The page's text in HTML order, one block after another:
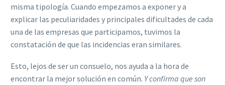
misma tipología. Cuando empezamos a exponer y a
explicar las peculiaridades y principales dificultades de cada
una de las empresas que participamos, tuvimos la
constatación de que las incidencias eran similares.
Esto, lejos de ser un consuelo, nos ayuda a la hora de
encontrar la mejor solución en común. Y confirma que son